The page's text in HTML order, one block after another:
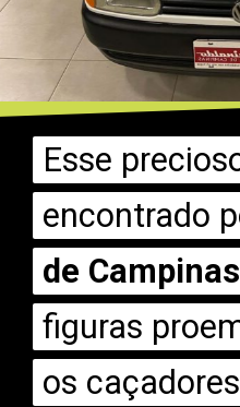
Esse
encontrado
de Campinas
figuras
os
Esse
encontrado
de Campinas
figuras
os